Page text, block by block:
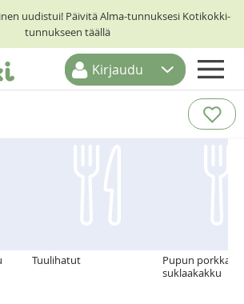
uudistui! Päivitä Alma-tunnuksesi Kotikokki-
tunnukseen täällä
Kirjaudu
Tuulihatut
Pupun
suklaakakku